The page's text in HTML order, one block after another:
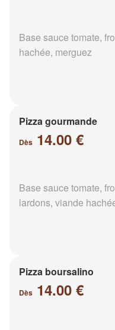
Base sauce tomate,
hachée, merguez
Pizza gourmande
Dès 14.00 €
Base sauce tomate,
lardons, viande
Pizza boursalino
Dès 14.00 €